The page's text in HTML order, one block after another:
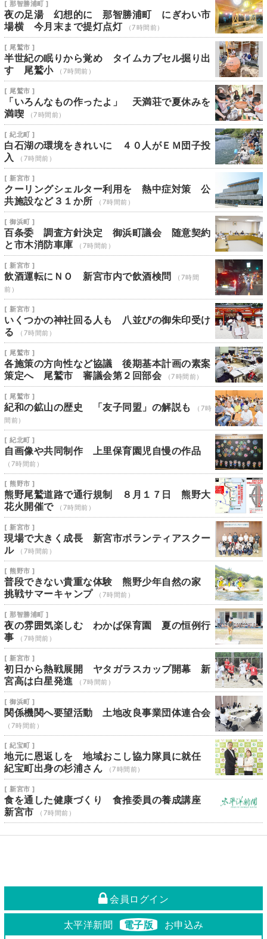
[ 那智勝浦町 ]
夜の足湯 幻想的に 那智勝浦町 にぎわい市
場横 今月末まで提灯点灯
（7時間前）
[ 尾鷲市 ]
半世紀の眠りから覚め タイムカプセル掘り出
す 尾鷲小
（7時間前）
[ 尾鷲市 ]
「いろんなもの作ったよ」 天満荘で夏休みを
満喫
（7時間前）
[ 紀北町 ]
白石湖の環境をきれいに ４０人がＥＭ団子投
入
（7時間前）
[ 新宮市 ]
クーリングシェルター利用を 熱中症対策 公
共施設など３１か所
（7時間前）
[ 御浜町 ]
百条委 調査方針決定 御浜町議会 随意契約
と市木消防車庫
（7時間前）
[ 新宮市 ]
飲酒運転にＮＯ 新宮市内で飲酒検問
（7時間
前）
[ 新宮市 ]
いくつかの神社回る人も 八並びの御朱印受け
る
（7時間前）
[ 尾鷲市 ]
各施策の方向性など協議 後期基本計画の素案
策定へ 尾鷲市 審議会第２回部会
（7時間前）
[ 尾鷲市 ]
紀和の鉱山の歴史 「友子同盟」の解説も
（7時
間前）
[ 紀北町 ]
自画像や共同制作 上里保育園児自慢の作品
（7時間前）
[ 熊野市 ]
熊野尾鷲道路で通行規制 ８月１７日 熊野大
花火開催で
（7時間前）
[ 新宮市 ]
現場で大きく成長 新宮市ボランティアスクー
ル
（7時間前）
[ 熊野市 ]
普段できない貴重な体験 熊野少年自然の家
挑戦サマーキャンプ
（7時間前）
[ 那智勝浦町 ]
夜の雰囲気楽しむ わかば保育園 夏の恒例行
事
（7時間前）
[ 新宮市 ]
初日から熱戦展開 ヤタガラスカップ開幕 新
宮高は白星発進
（7時間前）
[ 御浜町 ]
関係機関へ要望活動 土地改良事業団体連合会
（7時間前）
[ 紀宝町 ]
地元に恩返しを 地域おこし協力隊員に就任
紀宝町出身の杉浦さん
（7時間前）
[ 新宮市 ]
食を通した健康づくり 食推委員の養成講座
新宮市
（7時間前）
会員ログイン
太平洋新聞 電子版
お申込み